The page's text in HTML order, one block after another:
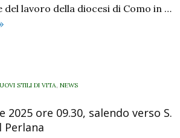
del lavoro della diocesi di Como in …
«Il
per
»
STILI DI VITA, NEWS
ore 09.30, salendo verso S.
Perlana